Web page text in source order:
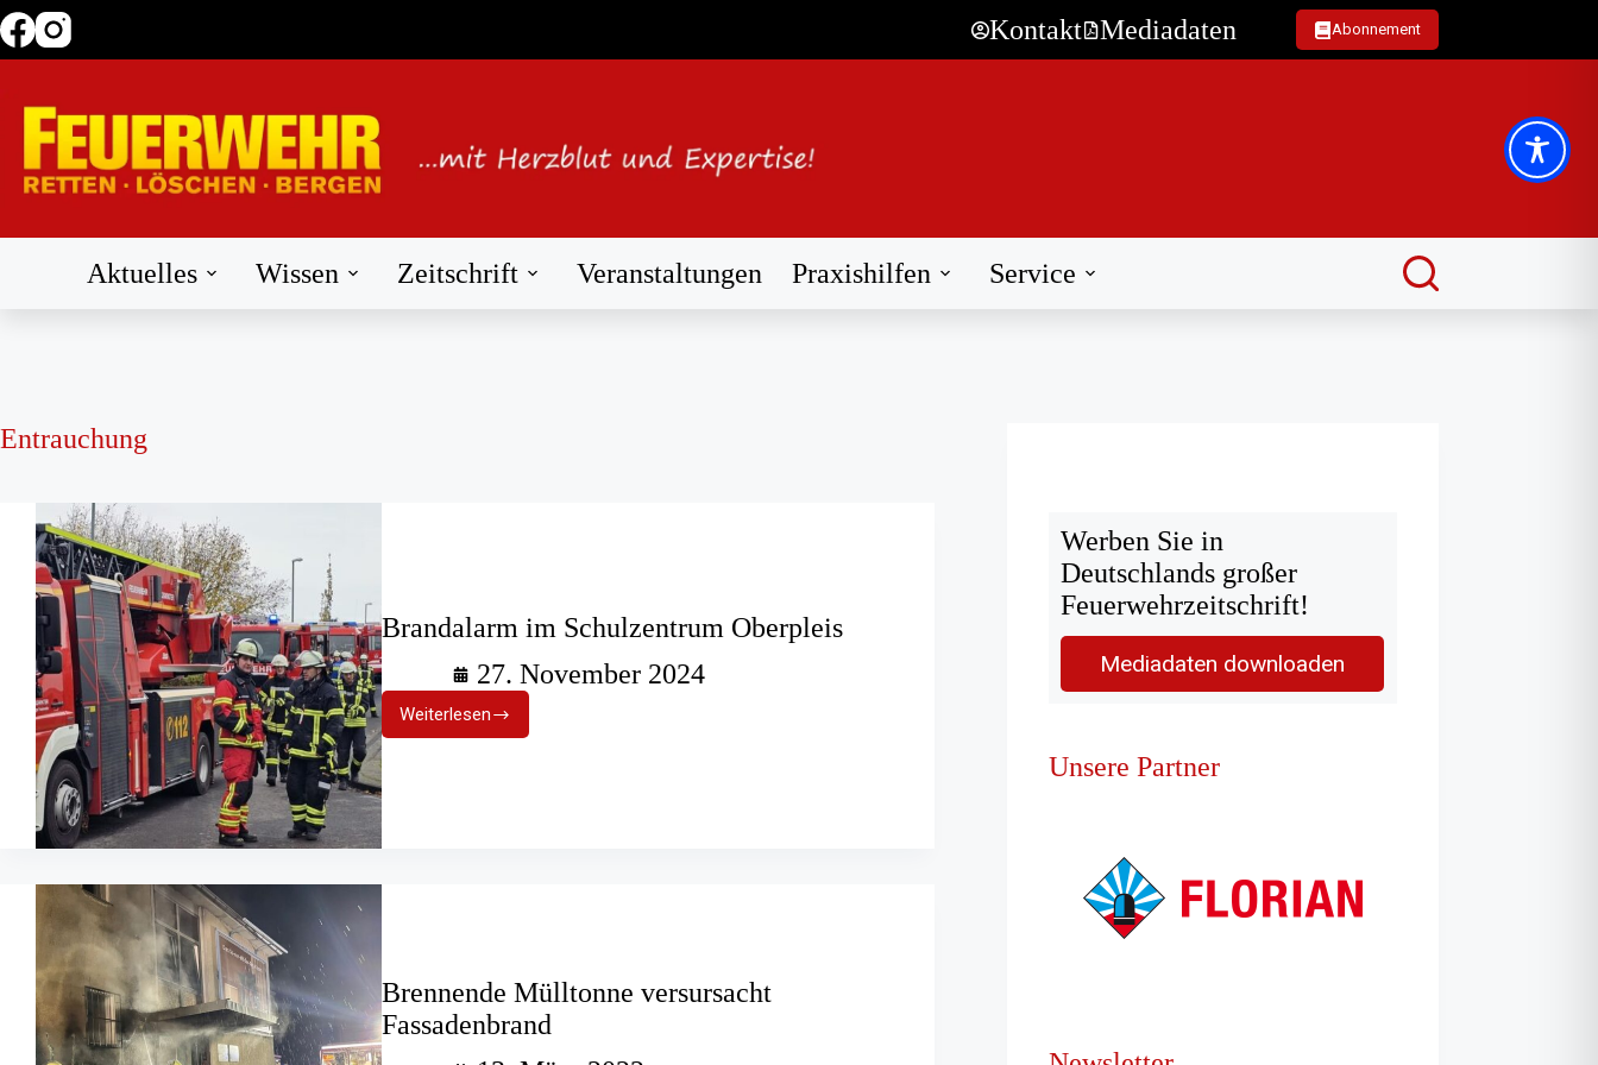
Zum
Inhalt
Kontakt Mediadaten Abonnement
Aktuelles Wissen Zeitschrift Veranstaltungen Praxishilfen Service
Entrauchung
Brandalarm im Schulzentrum Oberpleis
27. November 2024
WeiterlesenBrandalarm
im
Brennende Mülltonne versursacht
Fassadenbrand
Werben Sie in
Deutschlands großer
Feuerwehrzeitschrift!
Mediadaten downloaden
Unsere Partner